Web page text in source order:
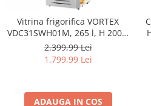
Vitrina frigorifica VORTEX
VDC31SWH01M, 265 l, H 200.5
cm, alb
2.399,99 Lei
1.799,99 Lei
ADAUGA IN COS